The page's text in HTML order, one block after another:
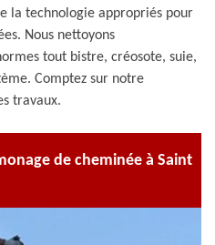
la technologie appropriés pour
Nous nettoyons
tout bistre, créosote, suie,
Comptez sur notre
travaux.
de cheminée à Saint